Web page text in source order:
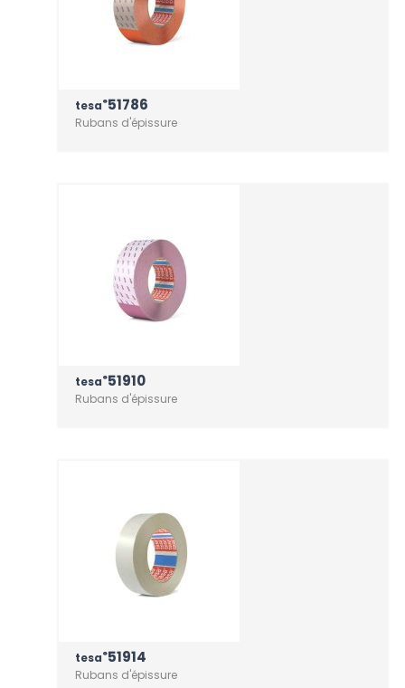
tesa®51786
Rubans d'épissure
tesa®51910
Rubans d'épissure
tesa®51914
Rubans d'épissure